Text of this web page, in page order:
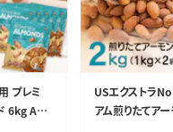
プレミ
6kg AN
USエクストラ
アム煎りたてア